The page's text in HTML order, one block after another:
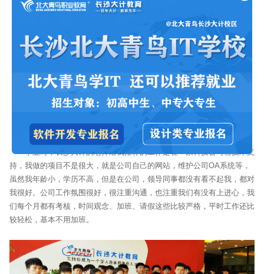
毕业时，长沙大计的老师给我推荐的工作是在一家科技公司当技术支
持，我做的项目不是很大，就是公司自己的网站，维护公司OA系统等，
虽然我年龄小，学历不高，但是在公司，领导同事都没有看不起我，都对
我很好。公司工作氛围很好，很注重沟通，也注重我们有没有上进心，我
们每个月都有考核，时间观念、加班、请假这些比较严格，平时工作还比
较轻松，基本不用加班。